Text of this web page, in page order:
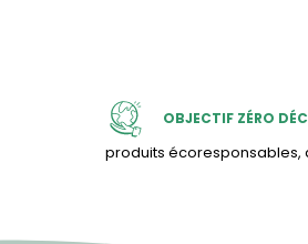
OBJECTIF ZÉRO
produits écoresponsables,